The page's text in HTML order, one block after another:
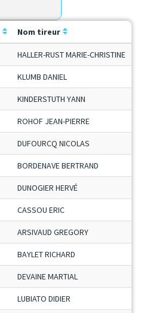
Nom tireur
HALLER-RUST MARIE-CHRISTINE
KLUMB DANIEL
KINDERSTUTH YANN
ROHOF JEAN-PIERRE
DUFOURCQ NICOLAS
BORDENAVE BERTRAND
DUNOGIER HERVÉ
CASSOU ERIC
ARSIVAUD GREGORY
BAYLET RICHARD
DEVAINE MARTIAL
LUBIATO DIDIER